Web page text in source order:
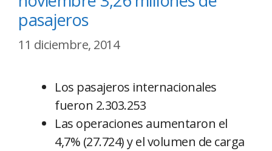
pasajeros
11 diciembre, 2014
Los pasajeros internacionales
fueron 2.303.253
Las operaciones aumentaron el
4,7% (27.724) y el volumen de carga